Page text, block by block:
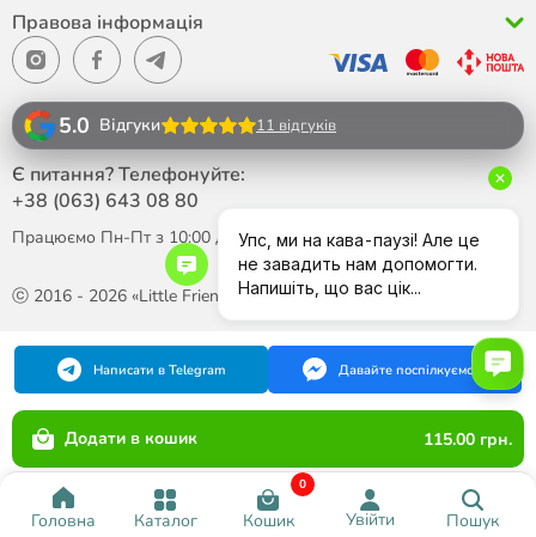
Головна Каталог Кошик
0
Увійти Пошук
Додати в кошик 115.00 грн.
Правова інформація
ⓒ 2016 - 2026 «Little Friend»
5.0 Відгуки 11 відгуків
Є питання? Телефонуйте:
+38 (063) 643 08 80
Працюємо Пн-Пт з 10:00 до 18:00
Написати в Telegram Давайте поспілкуємося